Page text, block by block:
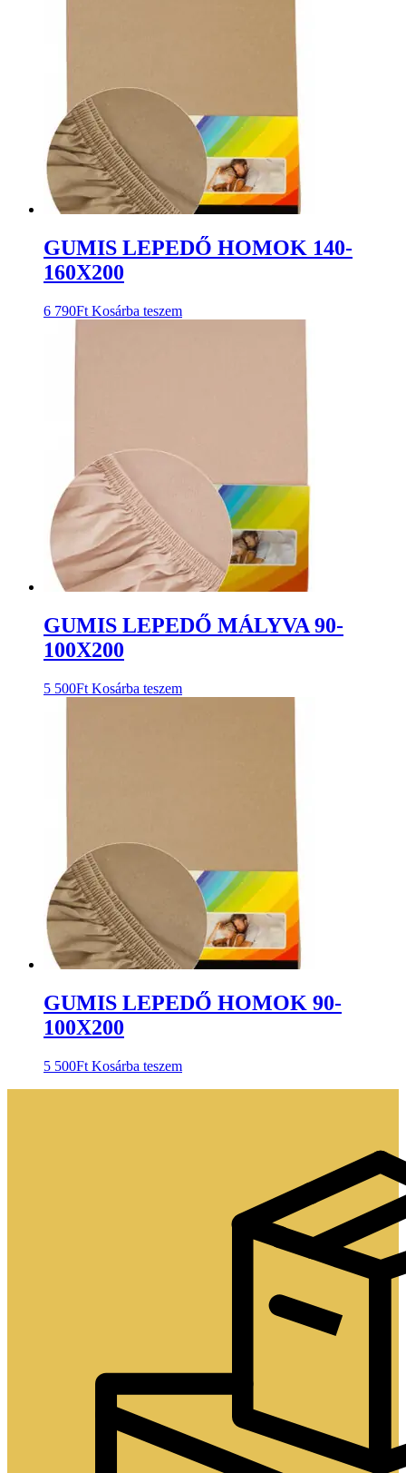
GUMIS LEPEDŐ HOMOK 140-
160X200
6 790Ft Kosárba teszem
GUMIS LEPEDŐ MÁLYVA 90-
100X200
5 500Ft Kosárba teszem
GUMIS LEPEDŐ HOMOK 90-
100X200
5 500Ft Kosárba teszem